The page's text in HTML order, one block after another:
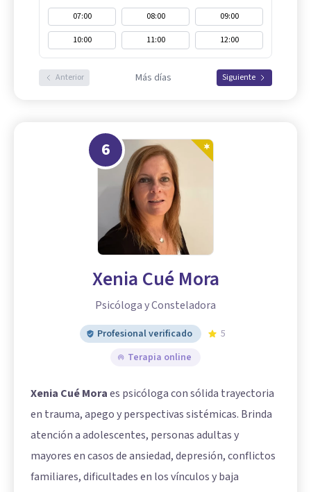
07:00 08:00
09:00
10:00
11:00 12:00
Anterior Más días Siguiente
6
Xenia Cué Mora
Psicóloga y Consteladora
Profesional verificado
5
Terapia online
Xenia Cué Moraes psicóloga con sólida trayectoria
en trauma, apego y perspectivas sistémicas. Brinda
atención a adolescentes, personas adultas y
mayores en casos de ansiedad, depresión, conflictos
familiares, dificultades en los vínculos y baja